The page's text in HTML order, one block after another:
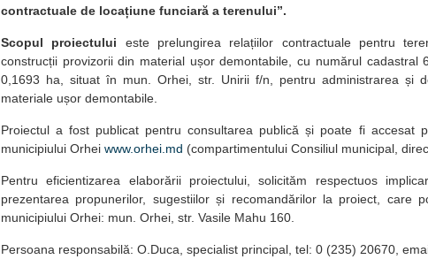
contractuale de locațiune funciară a terenului”.
Scopul proiectului este prelungirea relațiilor contractuale pentru
construcții provizorii din material ușor demontabile, cu numărul cadastral
0,1693 ha, situat în mun. Orhei, str. Unirii f/n, pentru administrarea și
materiale ușor demontabile.
Proiectul a fost publicat pentru consultarea publică și poate fi accesat
municipiului Orhei www.orhei.md (compartimentului Consiliul municipal,
Pentru eficientizarea elaborării proiectului, solicităm respectuos
prezentarea propunerilor, sugestiilor și recomandărilor la proiect, care
municipiului Orhei: mun. Orhei, str. Vasile Mahu 160.
Persoana responsabilă: O.Duca, specialist principal, tel: 0 (235) 20670,